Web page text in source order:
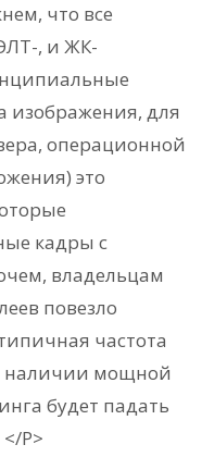
что все
, и ЖК-
изображения, для
операционной
это
кадры с
владельцам
повезло
частота
наличии мощной
будет падать
P>